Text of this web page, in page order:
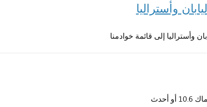
وأستراليا
وأستراليا إلى قائمة خوادمنا